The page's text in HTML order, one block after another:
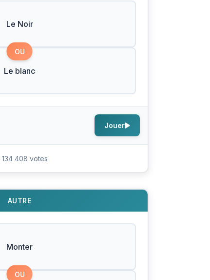
Le Noir
OU
Le blanc
Jouer
134 408 votes
AUTRE
Monter
OU